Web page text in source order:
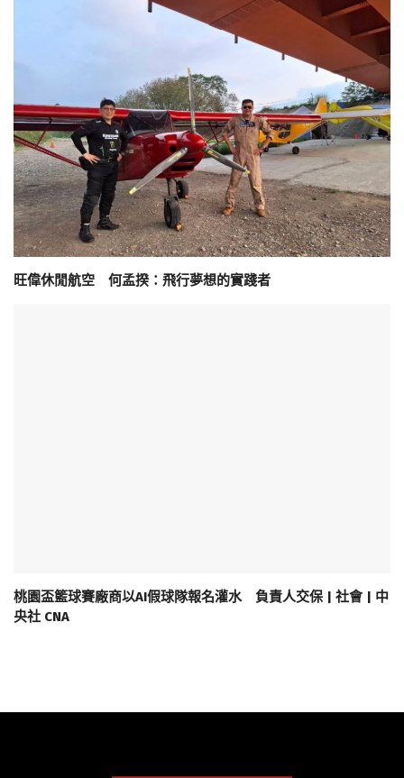
旺偉休閒航空 何孟揆：飛行夢想的實踐者
桃園盃籃球賽廠商以AI假球隊報名灌水 負責人交保 | 社會 | 中
央社 CNA